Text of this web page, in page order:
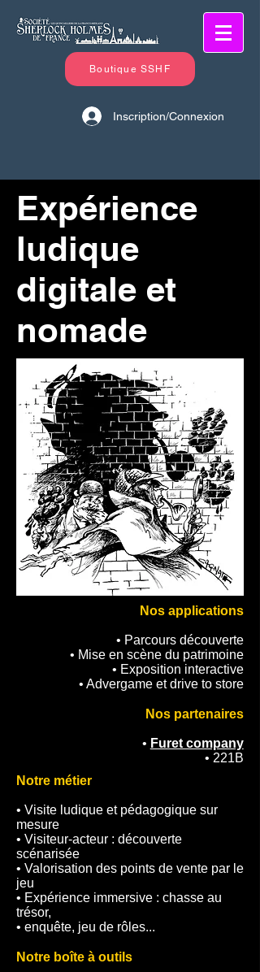
Boutique SSHF
Inscription/Connexion
Expérience
ludique
digitale et
nomade
Nos applications
• Parcours découverte
• Mise en scène du patrimoine
• Exposition interactive
• Advergame et drive to store
Nos partenaires
• Furet company
• 221B
Notre métier
• Visite ludique et pédagogique sur
mesure
• Visiteur-acteur : découverte
scénarisée
• Valorisation des points de vente par le
jeu
• Expérience immersive : chasse au
trésor,
• enquête, jeu de rôles...
Notre boîte à outils